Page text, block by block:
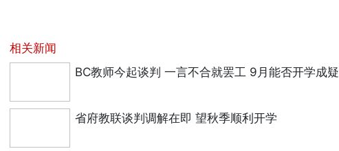
相关新闻
BC教师今起谈判 一言不合就罢工 9月能否开学成疑
省府教联谈判调解在即 望秋季顺利开学